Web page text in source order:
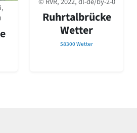
Bauten NRW 2020
Ruhrtalbrücke
Wetter
58300 Wetter